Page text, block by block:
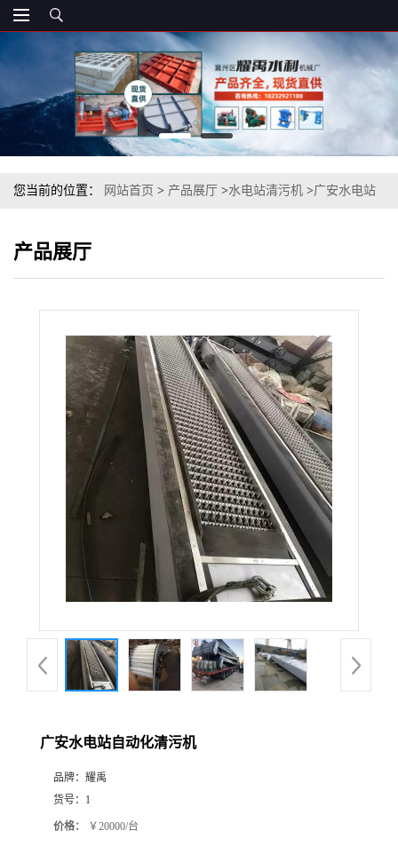
您当前的位置： 网站首页 > 产品展厅 >水电站清污机 >广安水电站
产品展厅
广安水电站自动化清污机
品牌： 耀禹
货号： 1
价格： ￥20000/台